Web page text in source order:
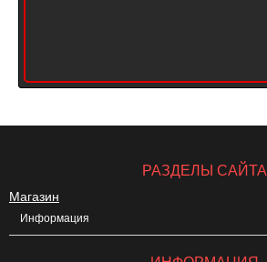
РАЗДЕЛЫ САЙТА
Магазин
Информация